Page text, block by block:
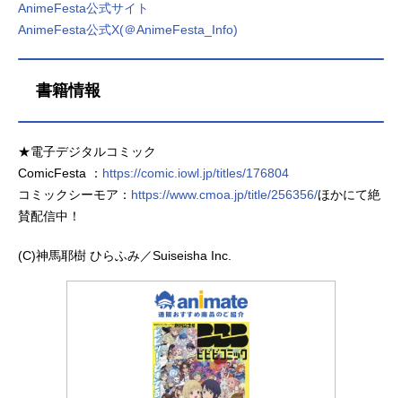
AnimeFesta公式サイト
AnimeFesta公式X(＠AnimeFesta_Info)
書籍情報
★電子デジタルコミック
ComicFesta ： https://comic.iowl.jp/titles/176804
コミックシーモア： https://www.cmoa.jp/title/256356/ほかにて絶
賛配信中！
(C)神馬耶樹 ひらふみ／Suiseisha Inc.